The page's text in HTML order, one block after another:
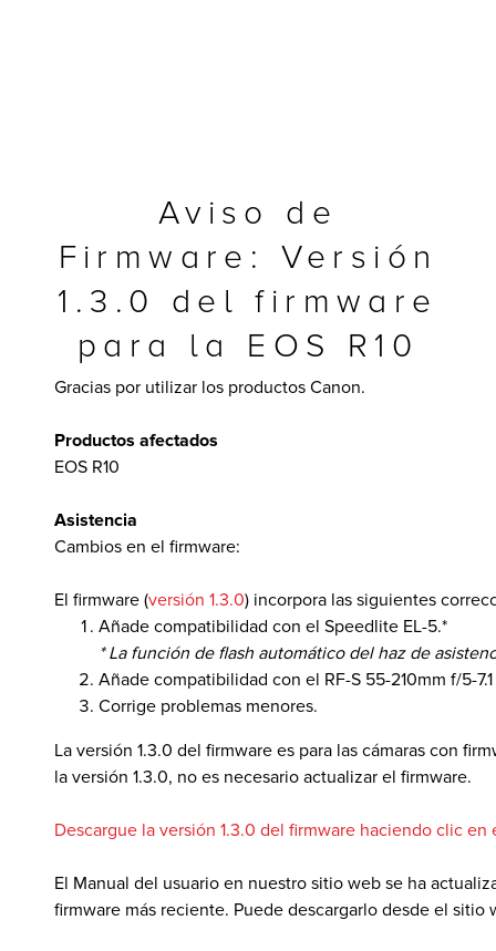
Multifuncionales
Aviso de
Firmware: Versión
1.3.0 del firmware
para la EOS R10
Gracias por utilizar los productos Canon.
Productos afectados
EOS R10
Asistencia
Cambios en el firmware:
El firmware (versión 1.3.0) incorpora las siguientes
Añade compatibilidad con el Speedlite EL-5.*
* La función de flash automático del haz de
Añade compatibilidad con el RF-S 55-210mm f/5-7.1
Corrige problemas menores.
La versión 1.3.0 del firmware es para las cámaras con
la versión 1.3.0, no es necesario actualizar el firmware.
Descargue la versión 1.3.0 del firmware haciendo clic en
El Manual del usuario en nuestro sitio web se ha
firmware más reciente. Puede descargarlo desde el sitio